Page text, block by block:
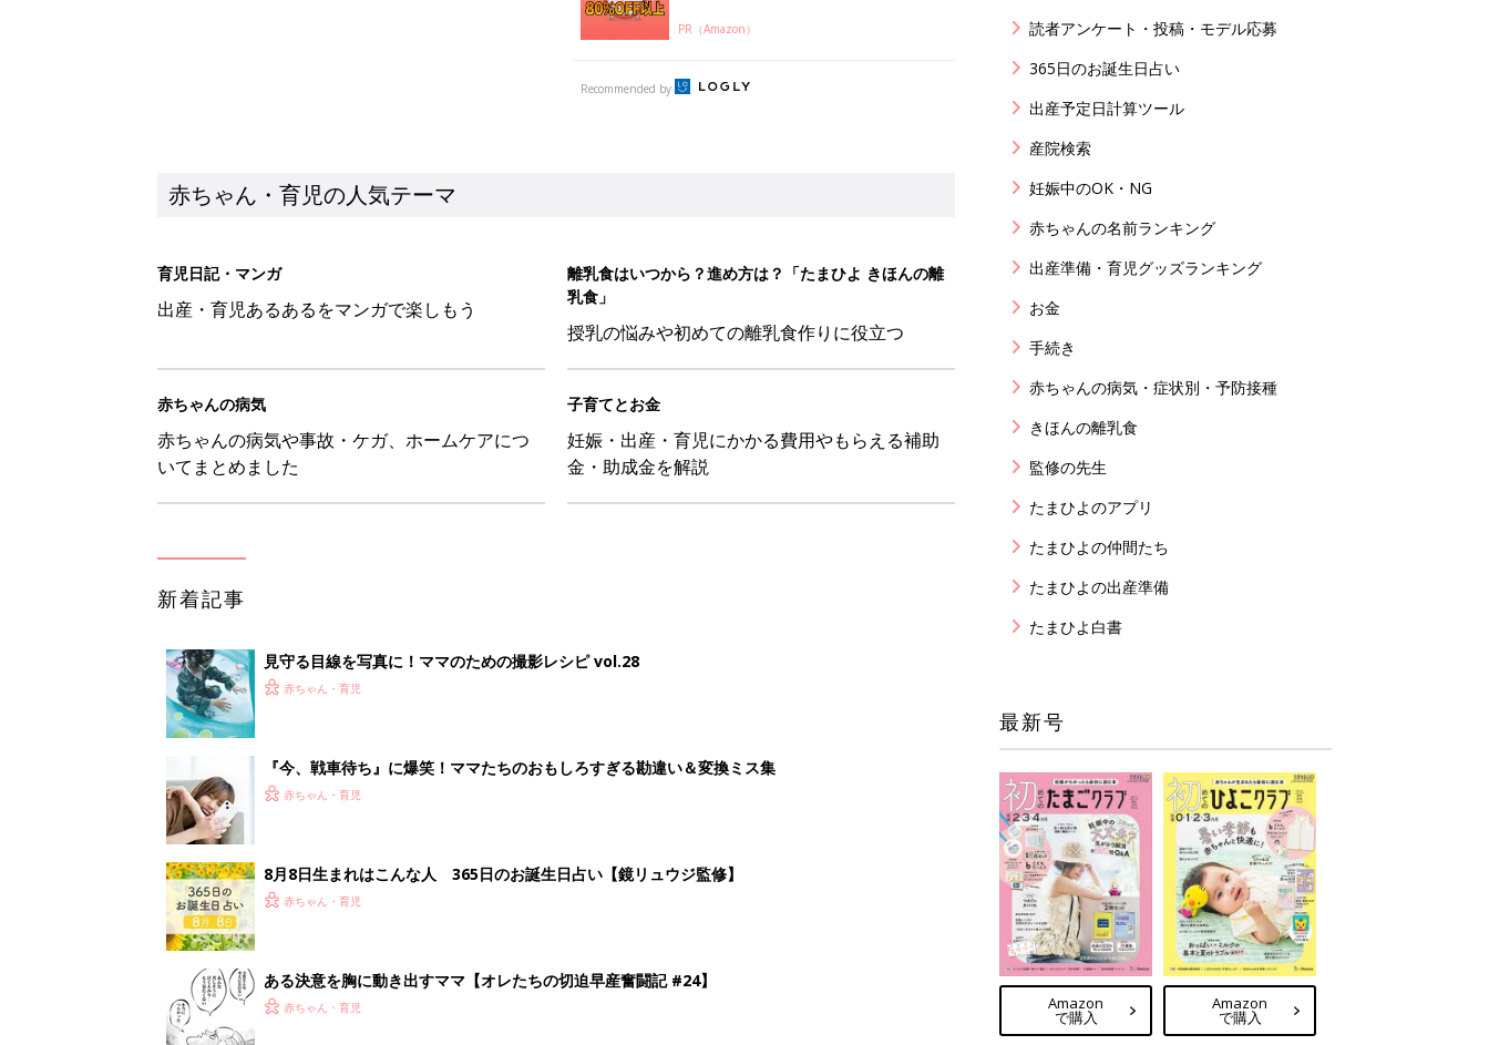
PR（Amazon）
Recommended by
赤ちゃん・育児の人気テーマ
育児日記・マンガ
出産・育児あるあるをマンガで楽しもう
離乳食はいつから？進め方は？「たまひよ きほんの離
乳食」
授乳の悩みや初めての離乳食作りに役立つ
赤ちゃんの病気
赤ちゃんの病気や事故・ケガ、ホームケアにつ
いてまとめました
子育てとお金
妊娠・出産・育児にかかる費用やもらえる補助
金・助成金を解説
新着記事
見守る目線を写真に！ママのための撮影レシピ vol.28
赤ちゃん・育児
『今、戦車待ち』に爆笑！ママたちのおもしろすぎる勘違い＆変換ミス集
赤ちゃん・育児
8月8日生まれはこんな人 365日のお誕生日占い【鏡リュウジ監修】
赤ちゃん・育児
ある決意を胸に動き出すママ【オレたちの切迫早産奮闘記 #24】
赤ちゃん・育児
読者アンケート・投稿・モデル応募
365日のお誕生日占い
出産予定日計算ツール
産院検索
妊娠中のOK・NG
赤ちゃんの名前ランキング
出産準備・育児グッズランキング
お金
手続き
赤ちゃんの病気・症状別・予防接種
きほんの離乳食
監修の先生
たまひよのアプリ
たまひよの仲間たち
たまひよの出産準備
たまひよ白書
最新号
Amazon
で購入
Amazon
で購入